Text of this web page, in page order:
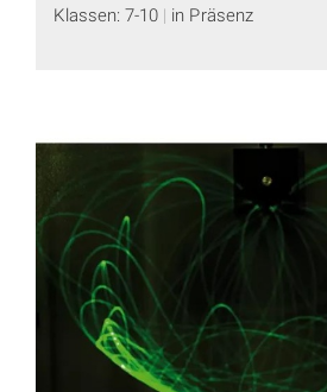
Klassen: 7-10 in Präsenz